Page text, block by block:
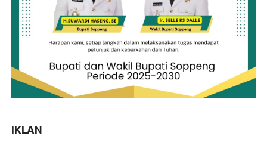
IKLAN